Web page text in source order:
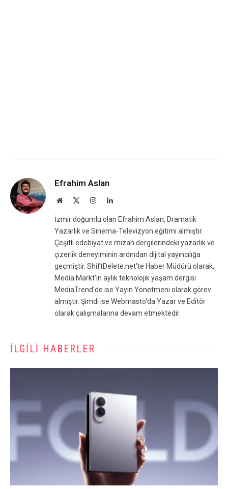
Efrahim Aslan
Website InstagramLinkedIn
İzmir doğumlu olan Efrahim Aslan, Dramatik
Yazarlık ve Sinema-Televizyon eğitimi almıştır.
Çeşitli edebiyat ve mizah dergilerindeki yazarlık ve
çizerlik deneyiminin ardından dijital yayıncılığa
geçmiştir. ShiftDelete.net'te Haber Müdürü olarak,
Media Markt'ın aylık teknolojik yaşam dergisi
MediaTrend'de ise Yayın Yönetmeni olarak görev
almıştır. Şimdi ise Webmasto'da Yazar ve Editör
olarak çalışmalarına devam etmektedir.
İLGILI HABERLER